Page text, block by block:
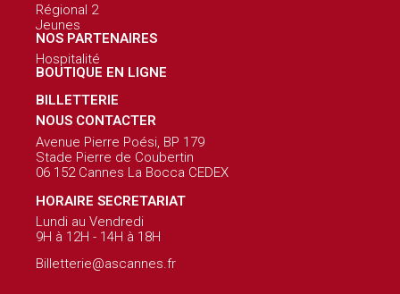
Régional 2
Jeunes
NOS PARTENAIRES
Hospitalité
BOUTIQUE EN LIGNE
BILLETTERIE
NOUS CONTACTER
Avenue Pierre Poési, BP 179
Stade Pierre de Coubertin
06 152 Cannes La Bocca CEDEX
HORAIRE SECRETARIAT
Lundi au Vendredi
9H à 12H - 14H à 18H
Billetterie@ascannes.fr